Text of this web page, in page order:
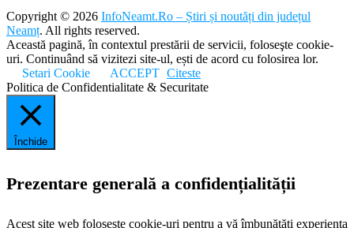
Copyright © 2026 InfoNeamt.Ro – Știri și noutăți din județul
Neamț. All rights reserved.
Această pagină, în contextul prestării de servicii, foloseşte cookie-
uri. Continuând să vizitezi site-ul, ești de acord cu folosirea lor.
Setari Cookie
ACCEPT Citeste
Politica de Confidentialitate & Securitate
Închide
Prezentare generală a confidențialității
Acest site web folosește cookie-uri pentru a vă îmbunătăți experiența